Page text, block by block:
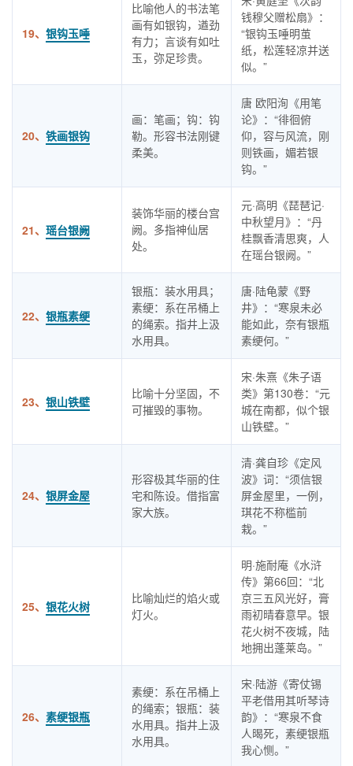
19、 银钩玉唾
比喻他人的书法笔
画有如银钩，遒劲
有力；言谈有如吐
玉，弥足珍贵。
钱穆父赠松扇》：
“银钩玉唾明茧
纸，松莲轻凉并送
似。”
20、 铁画银钩
画：笔画；钩：钩
勒。形容书法刚键
柔美。
唐 欧阳洵《用笔
论》：“徘徊俯
仰，容与风流，刚
则铁画，媚若银
钩。”
21、 瑶台银阙
装饰华丽的楼台宫
阙。多指神仙居
处。
元·高明《琵琶记·
中秋望月》：“丹
桂飘香清思爽，人
在瑶台银阙。”
22、 银瓶素绠
银瓶：装水用具；
素绠：系在吊桶上
的绳索。指井上汲
水用具。
唐·陆龟蒙《野
井》：“寒泉未必
能如此，奈有银瓶
素绠何。”
23、 银山铁壁
比喻十分坚固，不
可摧毁的事物。
宋·朱熹《朱子语
类》第130卷：“元
城在南都，似个银
山铁壁。”
24、 银屏金屋
形容极其华丽的住
宅和陈设。借指富
家大族。
清·龚自珍《定风
波》词：“须信银
屏金屋里，一例，
琪花不称槛前
栽。”
25、 银花火树
比喻灿烂的焰火或
灯火。
明·施耐庵《水浒
传》第66回：“北
京三五风光好，膏
雨初晴春意早。银
花火树不夜城，陆
地拥出蓬莱岛。”
26、 素绠银瓶
素绠：系在吊桶上
的绳索；银瓶：装
水用具。指井上汲
水用具。
宋·陆游《寄仗锡
平老借用其听琴诗
韵》：“寒泉不食
人暍死，素绠银瓶
我心恻。”